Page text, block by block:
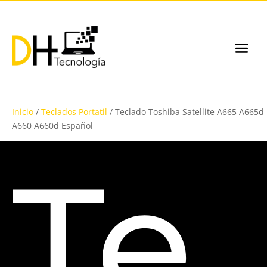
Inicio / Teclados Portatil / Teclado Toshiba Satellite A665 A665d
A660 A660d Español